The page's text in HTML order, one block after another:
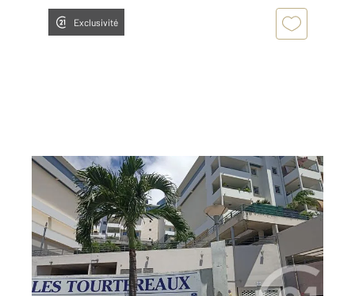
Exclusivité
ST DENIS 974
63,46 m2, 3 pièces
Ref : 14799
Appartement F3 à vendre
191 000 €